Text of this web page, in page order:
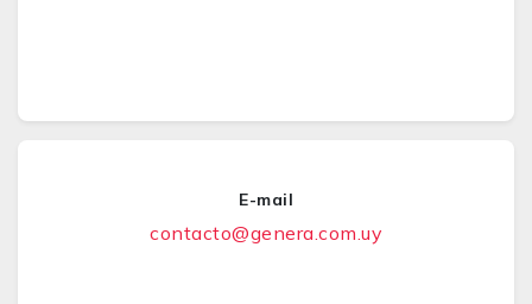
E-mail
contacto@genera.com.uy